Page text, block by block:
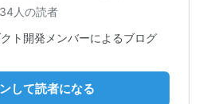
34人の読者
ト開発メンバーによるブログ
して読者になる